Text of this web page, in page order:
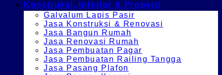
Konstruksi, Interior & Properti
Galvalum Lapis Pasir
Jasa Konstruksi & Renovasi
Jasa Bangun Rumah
Jasa Renovasi Rumah
Jasa Pembuatan Pagar
Jasa Pembuatan Railing Tangga
Jasa Pasang Plafon